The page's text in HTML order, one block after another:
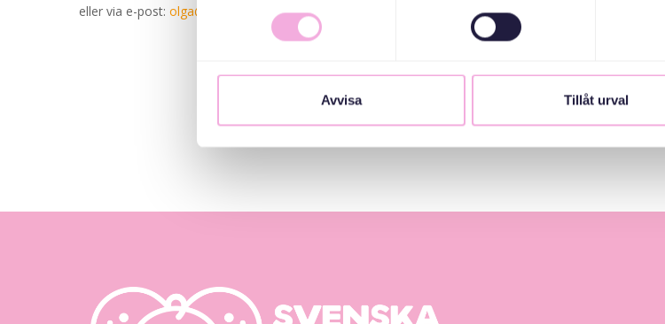
Avvisa Tillåt urval
eller via e-post: olga@svenskamedbaby.se